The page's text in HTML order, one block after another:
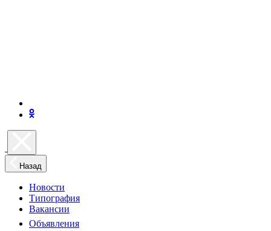
Назад
Новости
Типография
Вакансии
Объявления